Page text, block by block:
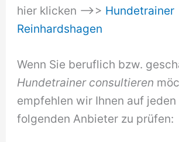
hier klicken –>> Hundetrainer
Reinhardshagen
Wenn Sie beruflich bzw.
Hundetrainer consultieren
empfehlen wir Ihnen auf jeden
folgenden Anbieter zu prüfen: